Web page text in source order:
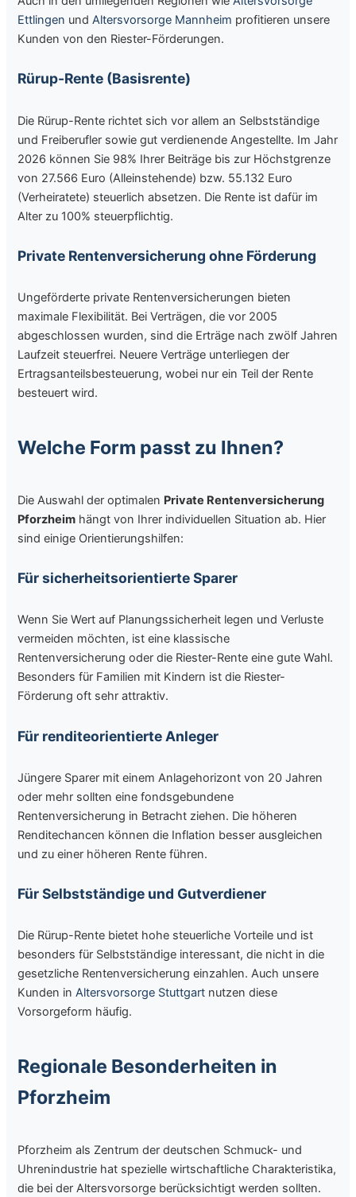
Ettlingen undAltersvorsorge Mannheim profitieren unsere
Kunden von den Riester-Förderungen.
Rürup-Rente (Basisrente)
Die Rürup-Rente richtet sich vor allem an Selbstständige
und Freiberufler sowie gut verdienende Angestellte. Im Jahr
2026 können Sie 98% Ihrer Beiträge bis zur Höchstgrenze
von 27.566 Euro (Alleinstehende) bzw. 55.132 Euro
(Verheiratete) steuerlich absetzen. Die Rente ist dafür im
Alter zu 100% steuerpflichtig.
Private Rentenversicherung ohne Förderung
Ungeförderte private Rentenversicherungen bieten
maximale Flexibilität. Bei Verträgen, die vor 2005
abgeschlossen wurden, sind die Erträge nach zwölf Jahren
Laufzeit steuerfrei. Neuere Verträge unterliegen der
Ertragsanteilsbesteuerung, wobei nur ein Teil der Rente
besteuert wird.
Welche Form passt zu Ihnen?
Die Auswahl der optimalen Private Rentenversicherung
Pforzheim hängt von Ihrer individuellen Situation ab. Hier
sind einige Orientierungshilfen:
Für sicherheitsorientierte Sparer
Wenn Sie Wert auf Planungssicherheit legen und Verluste
vermeiden möchten, ist eine klassische
Rentenversicherung oder die Riester-Rente eine gute Wahl.
Besonders für Familien mit Kindern ist die Riester-
Förderung oft sehr attraktiv.
Für renditeorientierte Anleger
Jüngere Sparer mit einem Anlagehorizont von 20 Jahren
oder mehr sollten eine fondsgebundene
Rentenversicherung in Betracht ziehen. Die höheren
Renditechancen können die Inflation besser ausgleichen
und zu einer höheren Rente führen.
Für Selbstständige und Gutverdiener
Die Rürup-Rente bietet hohe steuerliche Vorteile und ist
besonders für Selbstständige interessant, die nicht in die
gesetzliche Rentenversicherung einzahlen. Auch unsere
Kunden inAltersvorsorge Stuttgart nutzen diese
Vorsorgeform häufig.
Regionale Besonderheiten in
Pforzheim
Pforzheim als Zentrum der deutschen Schmuck- und
Uhrenindustrie hat spezielle wirtschaftliche Charakteristika,
die bei der Altersvorsorge berücksichtigt werden sollten.